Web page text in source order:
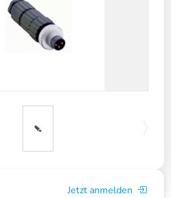
Jetzt anmelden